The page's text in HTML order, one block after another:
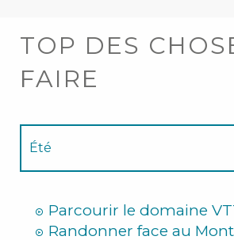
TOP DES
FAIRE
Été
Parcourir le domaine
Randonner face au